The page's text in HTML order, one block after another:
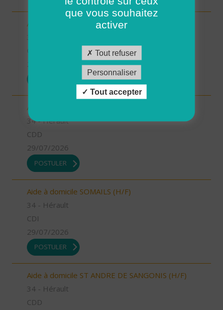
Auxiliaire de vie LIGNAN (H/F)
Aide à domicile LODEVE (H/F)
34 - Hérault
CDD
29/07/2026
POSTULER
Aide à domicile SOMAILS (H/F)
34 - Hérault
CDI
29/07/2026
POSTULER
Aide à domicile ST ANDRE DE SANGONIS (H/F)
34 - Hérault
CDD
que vous souhaitez
activer
Tout refuser
Personnaliser
Tout accepter